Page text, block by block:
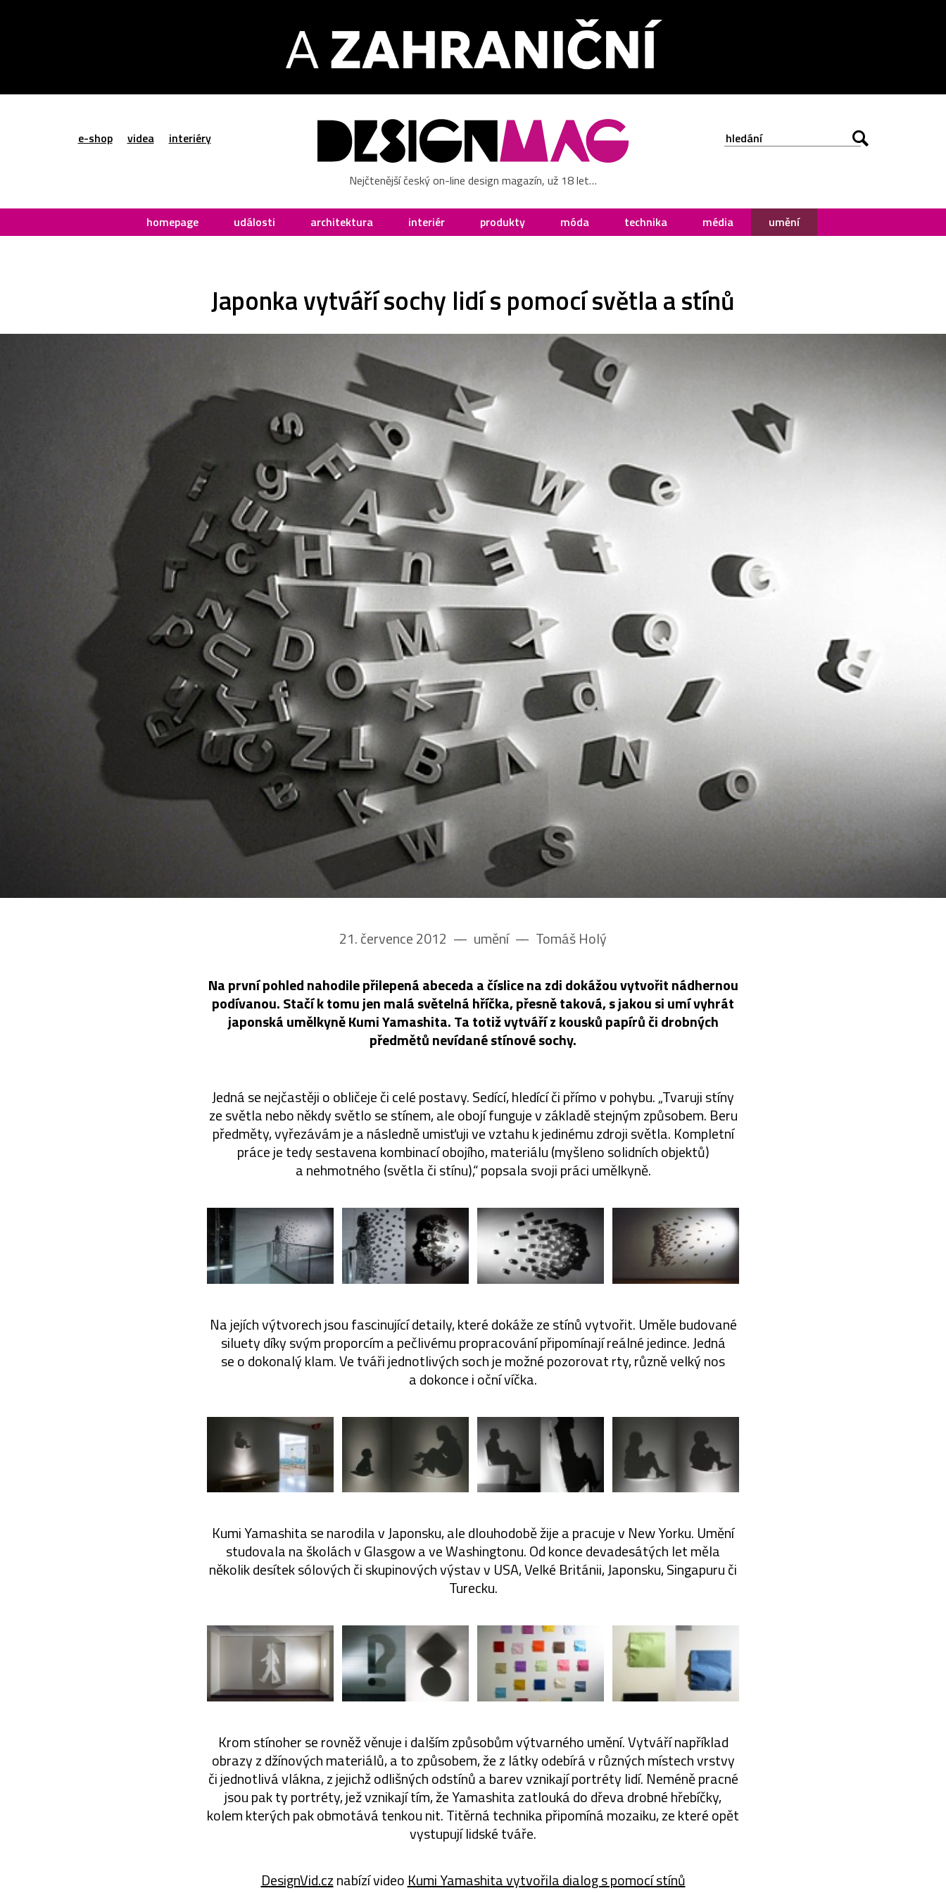
e-shop videa interiéry
Nejčtenější český on-line design magazín, už 18 let…
homepage události architektura interiér produkty móda technika média umění
Japonka vytváří sochy lidí s pomocí světla a stínů
21. července 2012 –– umění –– Tomáš Holý
Na první pohled nahodile přilepená abeceda a číslice na zdi dokážou vytvořit nádhernou
podívanou. Stačí k tomu jen malá světelná hříčka, přesně taková, s jakou si umí vyhrát
japonská umělkyně Kumi Yamashita. Ta totiž vytváří z kousků papírů či drobných
předmětů nevídané stínové sochy.
Jedná se nejčastěji o obličeje či celé postavy. Sedící, hledící či přímo v pohybu. „Tvaruji stíny
ze světla nebo někdy světlo se stínem, ale obojí funguje v základě stejným způsobem. Beru
předměty, vyřezávám je a následně umisťuji ve vztahu k jedinému zdroji světla. Kompletní
práce je tedy sestavena kombinací obojího, materiálu (myšleno solidních objektů)
a nehmotného (světla či stínu),“ popsala svoji práci umělkyně.
Na jejích výtvorech jsou fascinující detaily, které dokáže ze stínů vytvořit. Uměle budované
siluety díky svým proporcím a pečlivému propracování připomínají reálné jedince. Jedná
se o dokonalý klam. Ve tváři jednotlivých soch je možné pozorovat rty, různě velký nos
a dokonce i oční víčka.
Kumi Yamashita se narodila v Japonsku, ale dlouhodobě žije a pracuje v New Yorku. Umění
studovala na školách v Glasgow a ve Washingtonu. Od konce devadesátých let měla
několik desítek sólových či skupinových výstav v USA, Velké Británii, Japonsku, Singapuru či
Turecku.
Krom stínoher se rovněž věnuje i dalším způsobům výtvarného umění. Vytváří například
obrazy z džínových materiálů, a to způsobem, že z látky odebírá v různých místech vrstvy
či jednotlivá vlákna, z jejichž odlišných odstínů a barev vznikají portréty lidí. Neméně pracné
jsou pak ty portréty, jež vznikají tím, že Yamashita zatlouká do dřeva drobné hřebíčky,
kolem kterých pak obmotává tenkou nit. Titěrná technika připomíná mozaiku, ze které opět
vystupují lidské tváře.
DesignVid.cznabízí video Kumi Yamashita vytvořila dialog s pomocí stínů